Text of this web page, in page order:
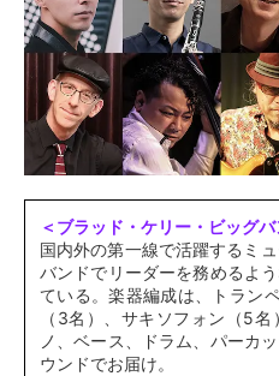
＜ブラッド・ケリー・ビッグバ
国内外の第一線で活躍するミ
バンドでリーダーを務めるよ
ている。楽器編成は、トラン
（3名）、サキソフォン（5
ノ、ベース、ドラム、パーカ
ウンドでお届け。